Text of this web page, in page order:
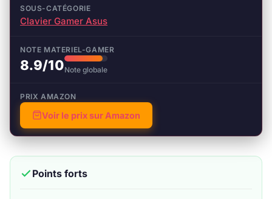
SOUS-CATÉGORIE
Clavier Gamer Asus
NOTE MATERIEL-GAMER
8.9/10Note globale
PRIX AMAZON
Voir le prix sur Amazon
Points forts